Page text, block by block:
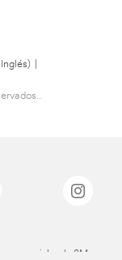
comerciales de 3M.